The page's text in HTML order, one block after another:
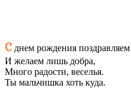
С днем рождения
И желаем лишь добра,
Много радости, веселья.
Ты мальчишка хоть куда.